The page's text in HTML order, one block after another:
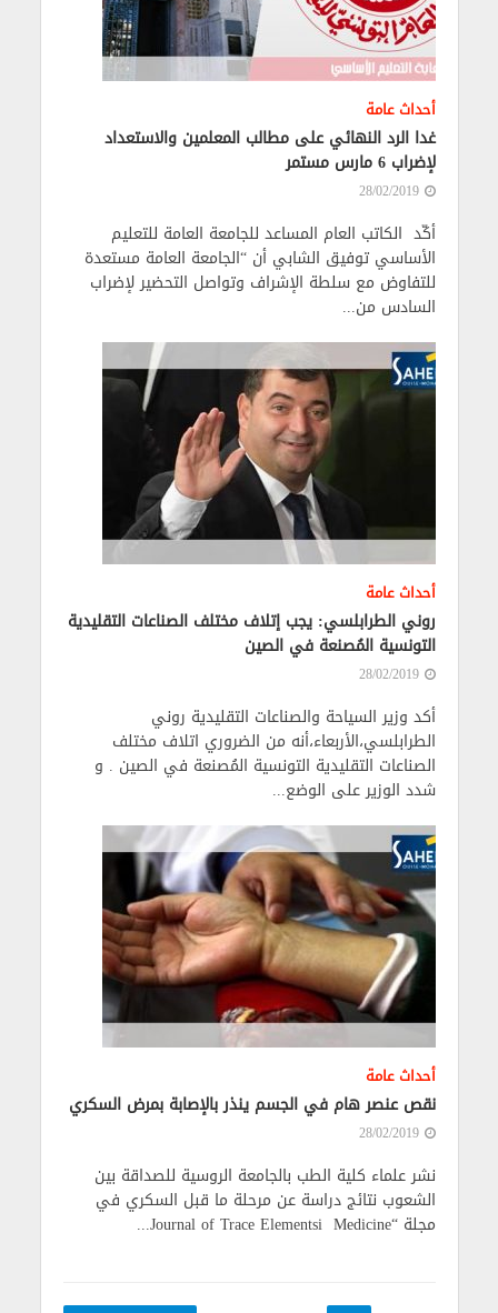
أحداث عامة
غدا الرد النهائي على مطالب المعلمين والاستعداد
لإضراب 6 مارس مستمر
28/02/2019
أكّد الكاتب العام المساعد للجامعة العامة للتعليم
الأساسي توفيق الشابي أن “الجامعة العامة مستعدة
للتفاوض مع سلطة الإشراف وتواصل التحضير لإضراب
السادس من...
أحداث عامة
روني الطرابلسي: يجب إتلاف مختلف الصناعات التقليدية
التونسية المُصنعة في الصين
28/02/2019
أكد وزير السياحة والصناعات التقليدية روني
الطرابلسي،الأربعاء،أنه من الضروري اتلاف مختلف
الصناعات التقليدية التونسية المُصنعة في الصين . و
شدد الوزير على الوضع...
أحداث عامة
نقص عنصر هام في الجسم ينذر بالإصابة بمرض السكري
28/02/2019
نشر علماء كلية الطب بالجامعة الروسية للصداقة بين
الشعوب نتائج دراسة عن مرحلة ما قبل السكري في
مجلة “Journal of Trace Elementsi Medicine...